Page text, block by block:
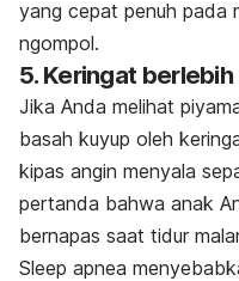
yang cepat penuh pada
ngompol.
5. Keringat berlebih
Jika Anda melihat
basah kuyup oleh
kipas angin menyala
pertanda bahwa anak
bernapas saat tidur
Sleep apnea